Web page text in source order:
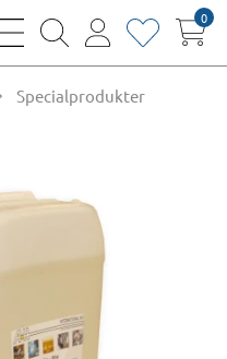
bars
magnifying
user
heart0
Specialprodukter